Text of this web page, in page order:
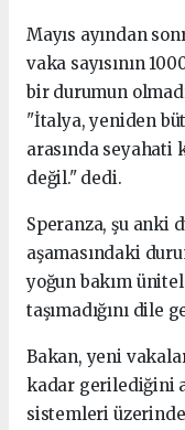
Mayıs ayından
vaka sayısının
bir durumun
"İtalya, yeniden
arasında seyahati
değil." dedi.
Speranza, şu anki
aşamasındaki
yoğun bakım
taşımadığını dile
Bakan, yeni
kadar gerilediğini
sistemleri